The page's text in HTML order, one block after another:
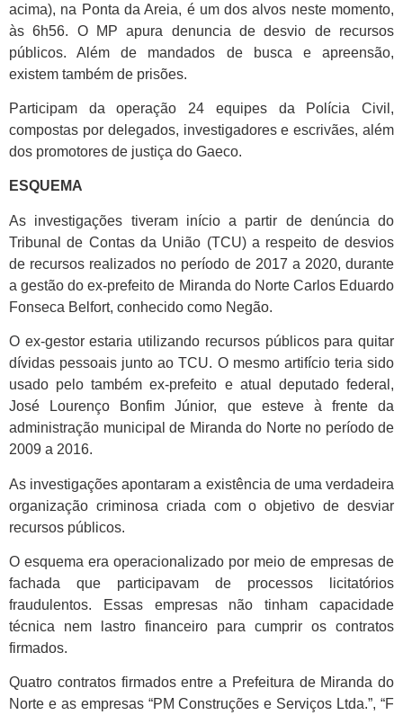
acima), na Ponta da Areia, é um dos alvos neste momento,
às 6h56. O MP apura denuncia de desvio de recursos
públicos. Além de mandados de busca e apreensão,
existem também de prisões.
Participam da operação 24 equipes da Polícia Civil,
compostas por delegados, investigadores e escrivães, além
dos promotores de justiça do Gaeco.
ESQUEMA
As investigações tiveram início a partir de denúncia do
Tribunal de Contas da União (TCU) a respeito de desvios
de recursos realizados no período de 2017 a 2020, durante
a gestão do ex-prefeito de Miranda do Norte Carlos Eduardo
Fonseca Belfort, conhecido como Negão.
O ex-gestor estaria utilizando recursos públicos para quitar
dívidas pessoais junto ao TCU. O mesmo artifício teria sido
usado pelo também ex-prefeito e atual deputado federal,
José Lourenço Bonfim Júnior, que esteve à frente da
administração municipal de Miranda do Norte no período de
2009 a 2016.
As investigações apontaram a existência de uma verdadeira
organização criminosa criada com o objetivo de desviar
recursos públicos.
O esquema era operacionalizado por meio de empresas de
fachada que participavam de processos licitatórios
fraudulentos. Essas empresas não tinham capacidade
técnica nem lastro financeiro para cumprir os contratos
firmados.
Quatro contratos firmados entre a Prefeitura de Miranda do
Norte e as empresas “PM Construções e Serviços Ltda.”, “F